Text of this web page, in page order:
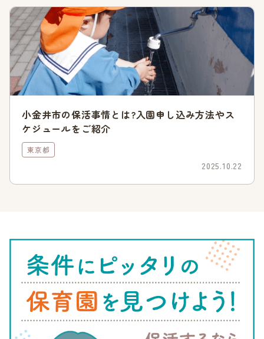
内定通知が届いたら、入園までにやるべきことを進めていきま
しょう。内定通知が届いてから入園する4月1日まで、時間は限
られています。早めに入園準備を進めるのがおすすめです。
内定通知が届いてから入園するまでにやるべきことは、以下の
記事に詳しくまとめていますので、こちらもご覧ください。
トを解説
不承諾通知が届いたら2次募集に申込む
万が一、不承諾通知が届いてしまったら、二次募集に向けて準
備を進めていきましょう。一次利用調整後、定員に満たなかっ
た場合や、内定の辞退で空きが出た場合は、二次利用調整の対
記入し、申込みをしてください。その際、申込み締切日を確認
世田谷区の入園申込み方法・必要書類
世田谷区では令和3年9月2日以降、窓口申込み、郵送申し込
み、電子申請の3つの入園申込みができるようになりました。
小金井市の保活事情とは?入園申し込み方法やス
ケジュールをご紹介
東京都
2025.10.22